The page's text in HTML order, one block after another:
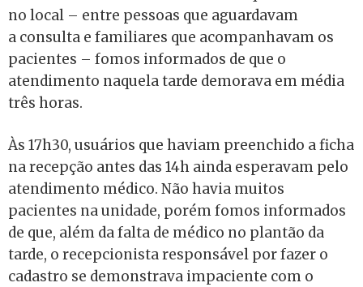
no local – entre pessoas que aguardavam
a consulta e familiares que acompanhavam os
pacientes – fomos informados de que o
atendimento naquela tarde demorava em média
três horas.
Às 17h30, usuários que haviam preenchido a ficha
na recepção antes das 14h ainda esperavam pelo
atendimento médico. Não havia muitos
pacientes na unidade, porém fomos informados
de que, além da falta de médico no plantão da
tarde, o recepcionista responsável por fazer o
cadastro se demonstrava impaciente com o